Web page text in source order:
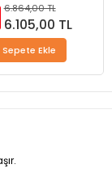
6.864,00 TL
6.105,00 TL
Sepete Ekle